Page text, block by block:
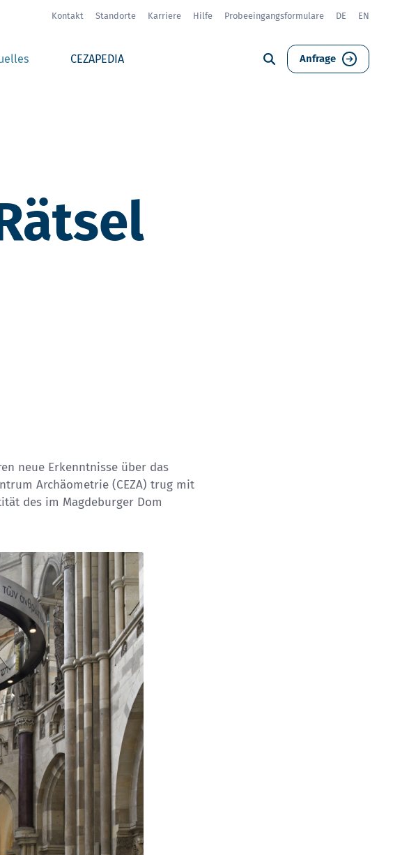
Kontakt Standorte Karriere Hilfe Probeeingangsformulare DE EN
CEZAPEDIA Anfrage
neue Erkenntnisse über das
Archäometrie (CEZA) trug mit
des im Magdeburger Dom